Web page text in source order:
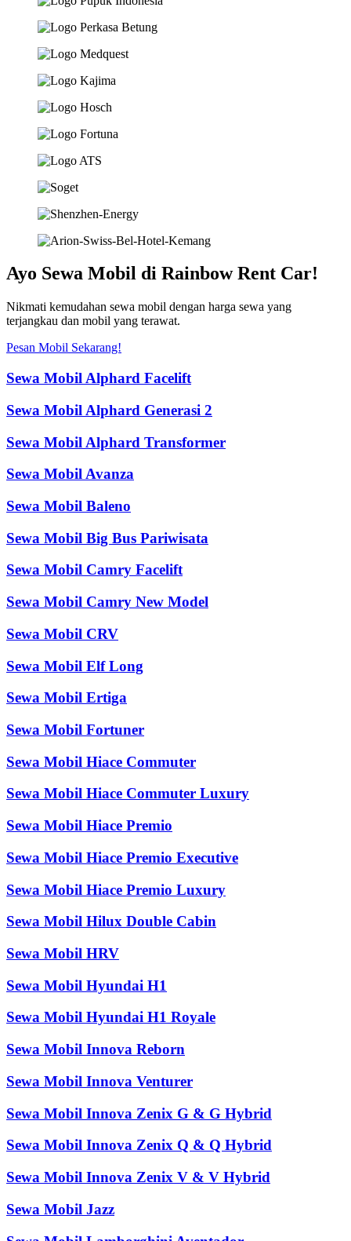
Ayo Sewa Mobil di Rainbow Rent Car!
Nikmati kemudahan sewa mobil dengan harga sewa yang
terjangkau dan mobil yang terawat.
Pesan Mobil Sekarang!
Sewa Mobil Alphard Facelift
Sewa Mobil Alphard Generasi 2
Sewa Mobil Alphard Transformer
Sewa Mobil Avanza
Sewa Mobil Baleno
Sewa Mobil Big Bus Pariwisata
Sewa Mobil Camry Facelift
Sewa Mobil Camry New Model
Sewa Mobil CRV
Sewa Mobil Elf Long
Sewa Mobil Ertiga
Sewa Mobil Fortuner
Sewa Mobil Hiace Commuter
Sewa Mobil Hiace Commuter Luxury
Sewa Mobil Hiace Premio
Sewa Mobil Hiace Premio Executive
Sewa Mobil Hiace Premio Luxury
Sewa Mobil Hilux Double Cabin
Sewa Mobil HRV
Sewa Mobil Hyundai H1
Sewa Mobil Hyundai H1 Royale
Sewa Mobil Innova Reborn
Sewa Mobil Innova Venturer
Sewa Mobil Innova Zenix G & G Hybrid
Sewa Mobil Innova Zenix Q & Q Hybrid
Sewa Mobil Innova Zenix V & V Hybrid
Sewa Mobil Jazz